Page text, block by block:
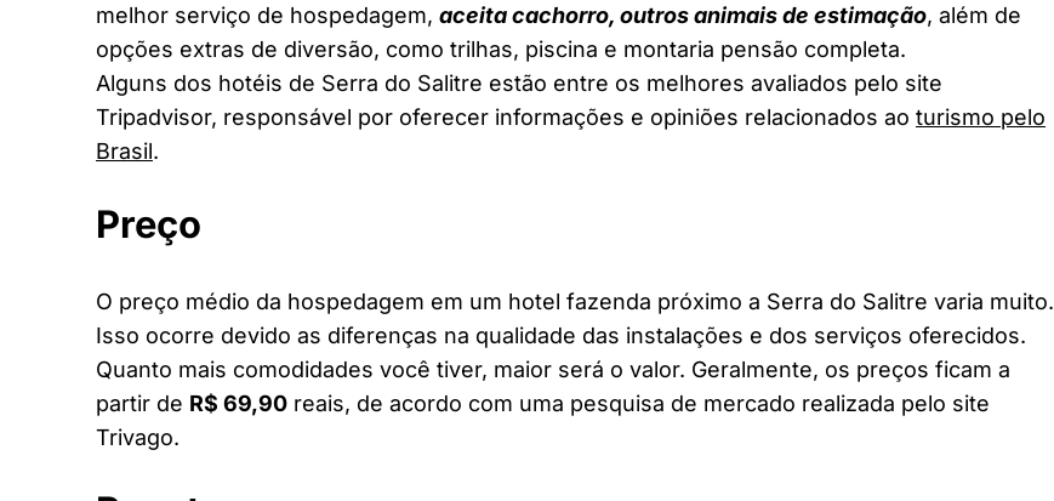
melhor serviço de hospedagem, aceita cachorro, outros animais de estimação, além de
opções extras de diversão, como trilhas, piscina e montaria pensão completa.
Alguns dos hotéis de Serra do Salitre estão entre os melhores avaliados pelo site
Tripadvisor, responsável por oferecer informações e opiniões relacionados ao turismo pelo
Brasil.
Preço
O preço médio da hospedagem em um hotel fazenda próximo a Serra do Salitre varia muito.
Isso ocorre devido as diferenças na qualidade das instalações e dos serviços oferecidos.
Quanto mais comodidades você tiver, maior será o valor. Geralmente, os preços ficam a
partir de R$ 69,90 reais, de acordo com uma pesquisa de mercado realizada pelo site
Trivago.